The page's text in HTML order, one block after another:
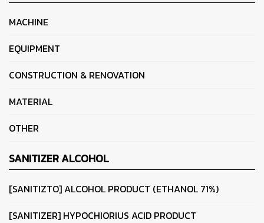
MACHINE
EQUIPMENT
CONSTRUCTION & RENOVATION
MATERIAL
OTHER
SANITIZER ALCOHOL
[SANITIZTO] ALCOHOL PRODUCT (ETHANOL 71%)
[SANITIZER] HYPOCHIORIUS ACID PRODUCT